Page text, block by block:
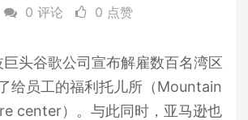
0 评论 0 点赞
巨头谷歌公司宣布解雇数百名湾区
给员工的福利托儿所（Mountain
center）。与此同时，亚马逊也
t
i
o
n